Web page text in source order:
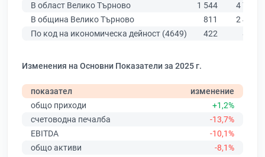
В област Велико Търново
1 544
4 787
В община Велико Търново
811
2 456
По код на икономическа дейност (4649)
422 874
Изменения на Основни Показатели за 2025 г.
показател
изменение
общо приходи
+1,2%
счетоводна печалба
-13,7%
EBITDA
-10,1%
общо активи
-8,1%